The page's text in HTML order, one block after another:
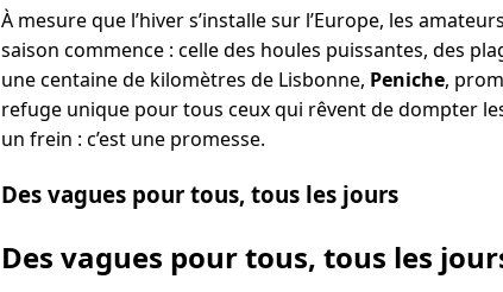
À mesure que l’hiver s’installe sur l’Europe, les
saison commence : celle des houles puissantes, des
une centaine de kilomètres de Lisbonne, Peniche,
refuge unique pour tous ceux qui rêvent de dompter
un frein : c’est une promesse.
Des vagues pour tous, tous les jours
Des vagues pour tous, tous les